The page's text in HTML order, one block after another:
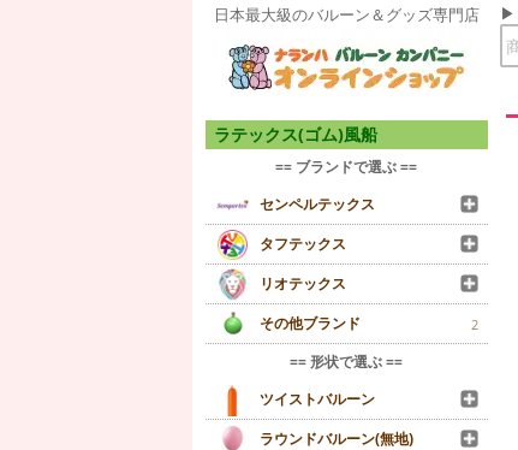
日本最大級のバルーン＆グッズ専門店
ラテックス(ゴム)風船
== ブランドで選ぶ ==
センペルテックス
タフテックス
リオテックス
その他ブランド
2
== 形状で選ぶ ==
ツイストバルーン
ラウンドバルーン(無地)